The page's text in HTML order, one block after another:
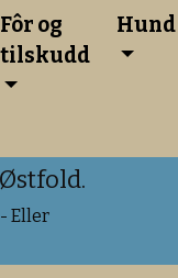
Fôr og
tilskudd
Hund
Eller